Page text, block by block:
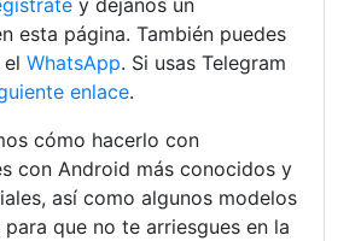
esta página. También puedes
WhatsApp. Si usas Telegram
enlace.
cómo hacerlo con
con Android más conocidos y
así como algunos modelos
que no te arriesgues en la